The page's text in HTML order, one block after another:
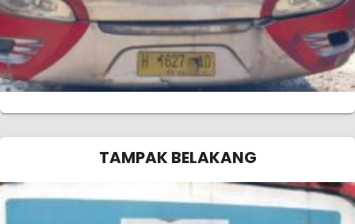
TAMPAK BELAKANG